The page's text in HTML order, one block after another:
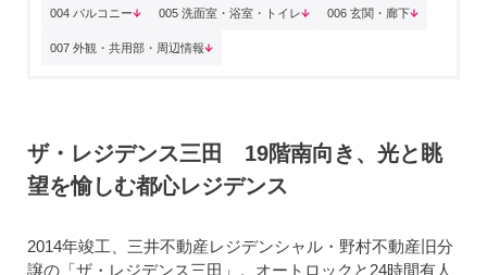
004 バルコニー 005 洗面室・浴室・トイレ 006 玄関・廊下
007 外観・共用部・周辺情報
ザ・レジデンス三田 19階南向き、光と眺
望を愉しむ都心レジデンス
2014年竣工、三井不動産レジデンシャル・野村不動産旧分
譲の「ザ・レジデンス三田」。オートロックと24時間有人